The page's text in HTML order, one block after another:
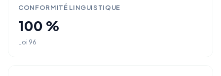
CONFORMITÉ LINGUISTIQUE
100 %
Loi 96